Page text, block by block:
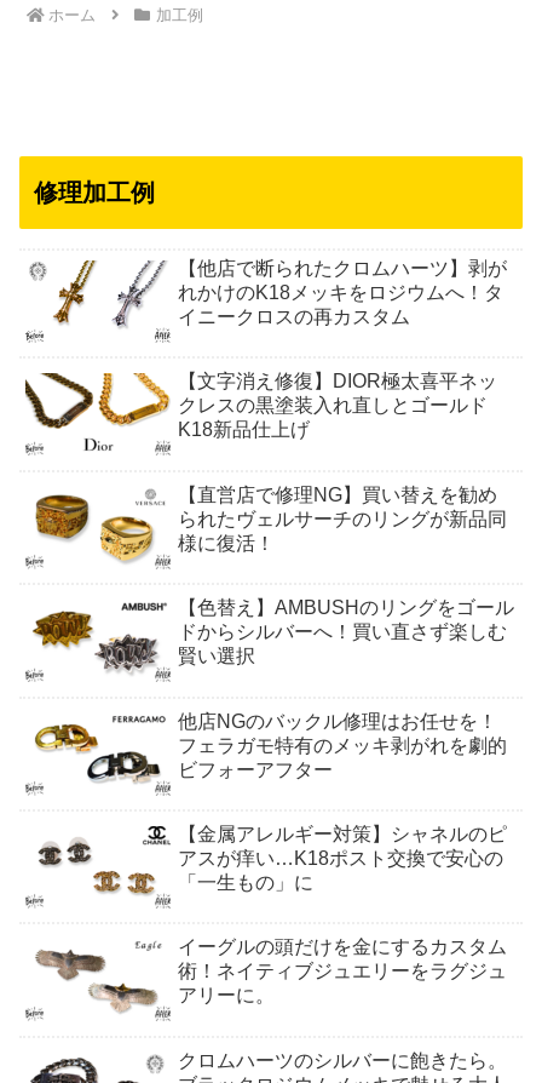
ホーム 加工例
修理加工例
【他店で断られたクロムハーツ】剥が
れかけのK18メッキをロジウムへ！タ
イニークロスの再カスタム
【文字消え修復】DIOR極太喜平ネッ
クレスの黒塗装入れ直しとゴールド
K18新品仕上げ
【直営店で修理NG】買い替えを勧め
られたヴェルサーチのリングが新品同
様に復活！
【色替え】AMBUSHのリングをゴール
ドからシルバーへ！買い直さず楽しむ
賢い選択
他店NGのバックル修理はお任せを！
フェラガモ特有のメッキ剥がれを劇的
ビフォーアフター
【金属アレルギー対策】シャネルのピ
アスが痒い…K18ポスト交換で安心の
「一生もの」に
イーグルの頭だけを金にするカスタム
術！ネイティブジュエリーをラグジュ
アリーに。
クロムハーツのシルバーに飽きたら。